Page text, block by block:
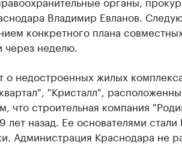
Владимир Евланов.
конкретного плана
через неделю.
о недостроенных жилых
"Кристалл",
что строительная компания
лет назад. Ее основателями
Администрация Краснодара не